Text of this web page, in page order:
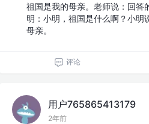
祖国是我的母亲。老师说：回答
明：小明，祖国是什么啊？小明
母亲。
评论
用户765865413179
2年前